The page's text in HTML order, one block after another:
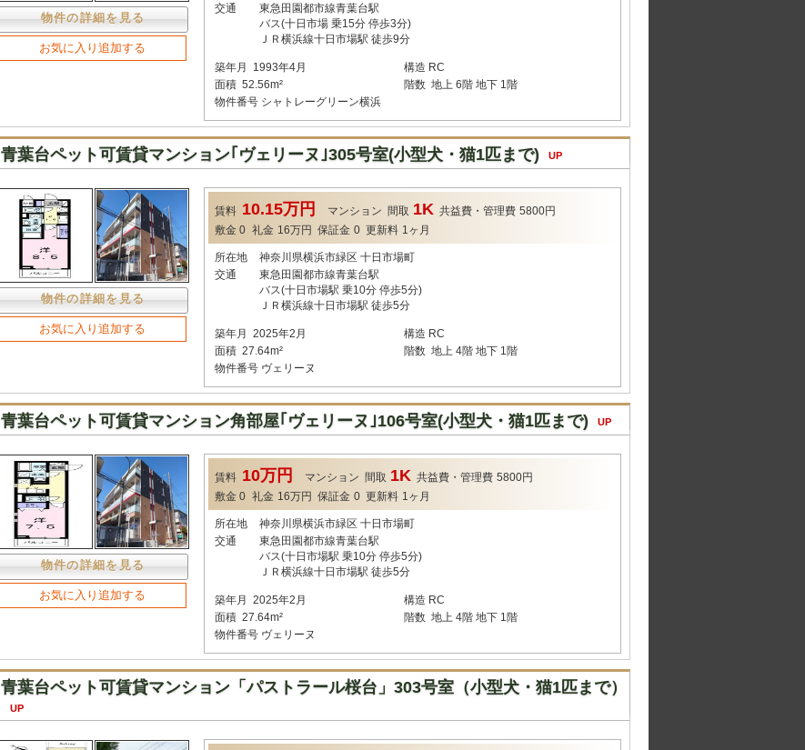
物件の詳細を見る
お気に入り追加する
交通
東急田園都市線青葉台駅
バス(十日市場 乗15分 停歩3分)
ＪＲ横浜線十日市場駅 徒歩9分
築年月 1993年4月 構造 RC
面積 52.56m² 階数 地上 6階 地下 1階
物件番号 シャトレーグリーン横浜
青葉台ペット可賃貸マンション｢ヴェリーヌ｣305号室(小型犬・猫1匹まで) UP
物件の詳細を見る
お気に入り追加する
賃料 10.15万円 マンション 間取 1K 共益費・管理費 5800円
敷金 0 礼金 16万円 保証金 0 更新料 1ヶ月
所在地
神奈川県横浜市緑区 十日市場町
交通
東急田園都市線青葉台駅
バス(十日市場駅 乗10分 停歩5分)
ＪＲ横浜線十日市場駅 徒歩5分
築年月 2025年2月 構造 RC
面積 27.64m² 階数 地上 4階 地下 1階
物件番号 ヴェリーヌ
青葉台ペット可賃貸マンション角部屋｢ヴェリーヌ｣106号室(小型犬・猫1匹まで) UP
物件の詳細を見る
お気に入り追加する
賃料 10万円 マンション 間取 1K 共益費・管理費 5800円
敷金 0 礼金 16万円 保証金 0 更新料 1ヶ月
所在地
神奈川県横浜市緑区 十日市場町
交通
東急田園都市線青葉台駅
バス(十日市場駅 乗10分 停歩5分)
ＪＲ横浜線十日市場駅 徒歩5分
築年月 2025年2月 構造 RC
面積 27.64m² 階数 地上 4階 地下 1階
物件番号 ヴェリーヌ
青葉台ペット可賃貸マンション「パストラール桜台」303号室（小型犬・猫1匹まで）
UP